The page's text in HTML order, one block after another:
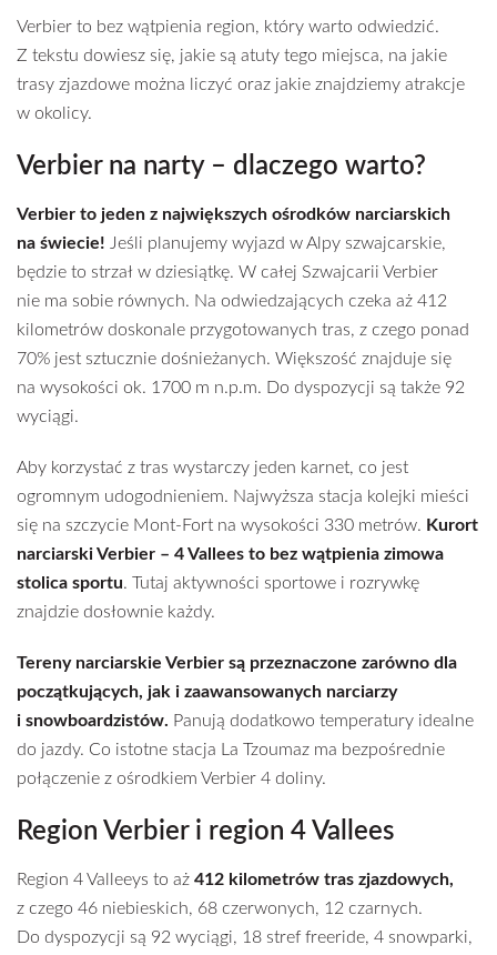
Verbier to bez wątpienia region, który warto odwiedzić.
Z tekstu dowiesz się, jakie są atuty tego miejsca, na jakie
trasy zjazdowe można liczyć oraz jakie znajdziemy atrakcje
w okolicy.
Verbier na narty – dlaczego warto?
Verbier to jeden z największych ośrodków narciarskich
na świecie! Jeśli planujemy wyjazd w Alpy szwajcarskie,
będzie to strzał w dziesiątkę. W całej Szwajcarii Verbier
nie ma sobie równych. Na odwiedzających czeka aż 412
kilometrów doskonale przygotowanych tras, z czego ponad
70% jest sztucznie dośnieżanych. Większość znajduje się
na wysokości ok. 1700 m n.p.m. Do dyspozycji są także 92
wyciągi.
Aby korzystać z tras wystarczy jeden karnet, co jest
ogromnym udogodnieniem. Najwyższa stacja kolejki mieści
się na szczycie Mont-Fort na wysokości 330 metrów. Kurort
narciarski Verbier – 4 Vallees to bez wątpienia zimowa
stolica sportu. Tutaj aktywności sportowe i rozrywkę
znajdzie dosłownie każdy.
Tereny narciarskie Verbier są przeznaczone zarówno dla
początkujących, jak i zaawansowanych narciarzy
i snowboardzistów. Panują dodatkowo temperatury idealne
do jazdy. Co istotne stacja La Tzoumaz ma bezpośrednie
połączenie z ośrodkiem Verbier 4 doliny.
Region Verbier i region 4 Vallees
Region 4 Valleeys to aż 412 kilometrów tras zjazdowych,
z czego 46 niebieskich, 68 czerwonych, 12 czarnych.
Do dyspozycji są 92 wyciągi, 18 stref freeride, 4 snowparki,